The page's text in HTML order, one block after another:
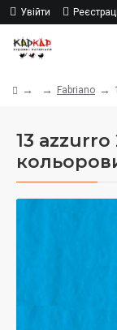
Увійти
Fabriano
13 azzurro